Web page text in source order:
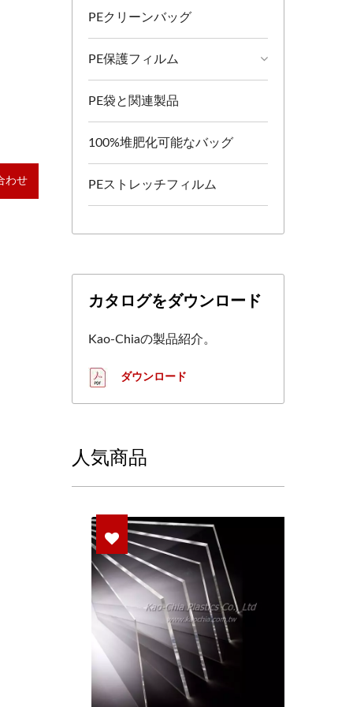
わせ
PEクリーンバッグ
PE保護フィルム
PE袋と関連製品
100%堆肥化可能なバッグ
PEストレッチフィルム
カタログをダウンロード
Kao-Chiaの製品紹介。
ダウンロード
人気商品